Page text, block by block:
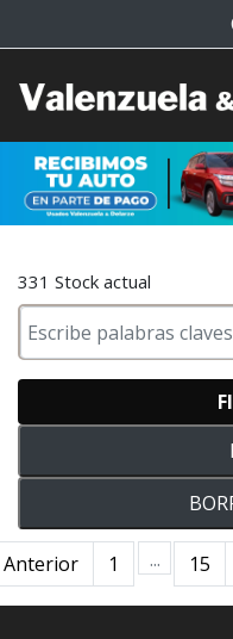
331 Stock actual
Anterior 1 ... 15